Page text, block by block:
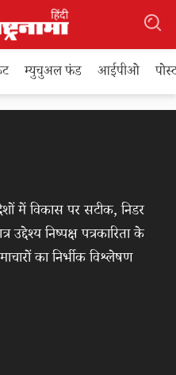
म्युचुअल फंड आईपीओ
में विकास पर सटीक, निडर
उद्देश्य निष्पक्ष पत्रकारिता के
का निर्भीक विश्लेषण